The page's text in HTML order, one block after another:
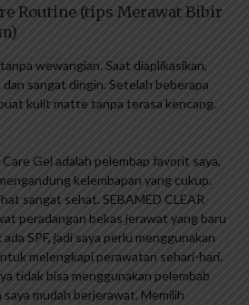
Routine (tips Merawat Bibir
wewangian. Saat diaplikasikan,
sangat dingin. Setelah beberapa
kulit matte tanpa terasa kencang.
Care Gel adalah pelembap favorit saya,
kelembapan yang cukup.
sangat sehat. SEBAMED CLEAR
peradangan bekas jerawat yang baru
SPF, jadi saya perlu menggunakan
melengkapi perawatan sehari-hari.
tidak bisa menggunakan pelembab
mudah berjerawat. Memilih